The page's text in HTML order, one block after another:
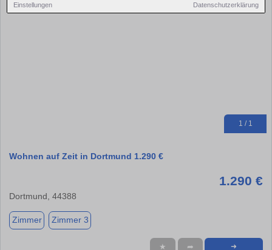
Einstellungen Datenschutzerklärung
1 / 1
Wohnen auf Zeit in Dortmund 1.290 €
1.290 €
Dortmund, 44388
Zimmer Zimmer 3
★ ➦ ➜